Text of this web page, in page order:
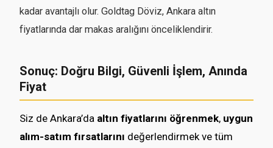
kadar avantajlı olur. Goldtag Döviz, Ankara altın
fiyatlarında dar makas aralığını önceliklendirir.
Sonuç: Doğru Bilgi, Güvenli İşlem, Anında
Fiyat
Siz de Ankara’da altın fiyatlarını öğrenmek, uygun
alım-satım fırsatlarını değerlendirmek ve tüm